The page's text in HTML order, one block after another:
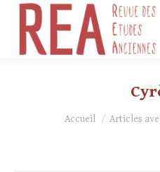
Vous êtes ici :
Accueil Articles